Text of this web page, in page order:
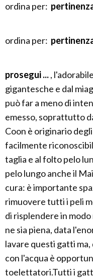
ordina per:
ordina per:
prosegui ...,
gigantesche e dal
può far a meno di
emesso, soprattutto
Coon è originario
facilmente
taglia e al folto pelo
pelo lungo anche il
cura: è importante
rimuovere tutti i peli
di risplendere in
ne sia piena, data
lavare questi gatti
con l'acqua è
toelettatori.Tutti i